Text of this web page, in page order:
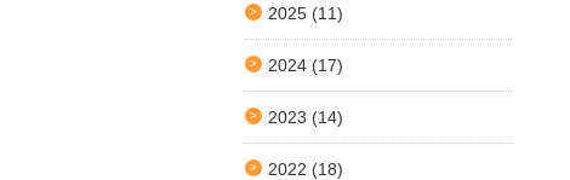
2025 (11)
2024 (17)
2023 (14)
2022 (18)